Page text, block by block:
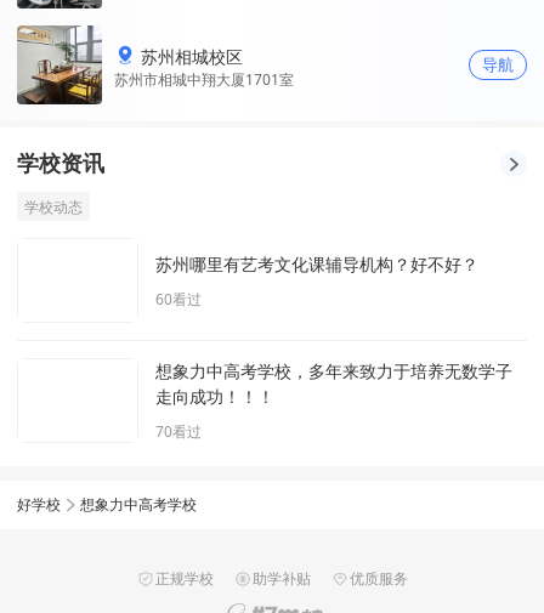
苏州相城校区
苏州市相城中翔大厦1701室
导航
学校资讯
学校动态
苏州哪里有艺考文化课辅导机构？好不好？
60看过
想象力中高考学校，多年来致力于培养无数学子
走向成功！！！
70看过
好学校 想象力中高考学校
正规学校 助学补贴 优质服务